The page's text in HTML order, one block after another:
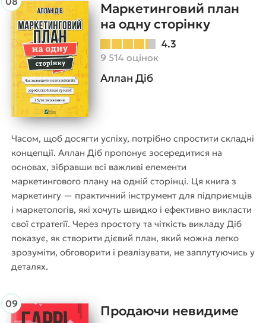
Маркетинговий план
на одну сторінку
4.3
9 514 оцінок
Аллан Діб
Часом, щоб досягти успіху, потрібно спростити складні
концепції. Аллан Діб пропонує зосередитися на
основах, зібравши всі важливі елементи
маркетингового плану на одній сторінці. Ця книга з
маркетингу — практичний інструмент для підприємців
і маркетологів, які хочуть швидко і ефективно викласти
свої стратегії. Через простоту та чіткість викладу Діб
показує, як створити дієвий план, який можна легко
зрозуміти, обговорити і реалізувати, не заплутуючись у
деталях.
Продаючи невидиме